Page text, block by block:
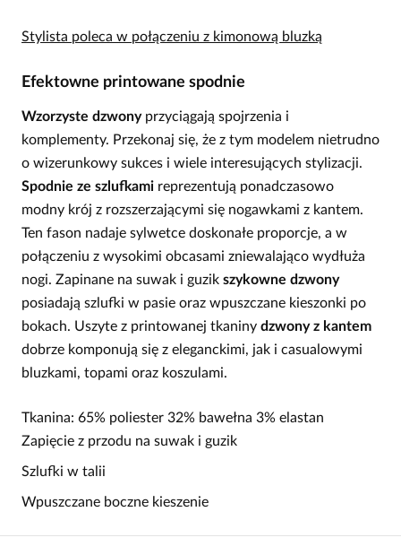
Stylista poleca w połączeniu z kimonową bluzką
Efektowne printowane spodnie
Wzorzyste dzwonyprzyciągają spojrzenia i
komplementy. Przekonaj się, że z tym modelem nietrudno
o wizerunkowy sukces i wiele interesujących stylizacji.
Spodnie ze szlufkami reprezentują ponadczasowo
modny krój z rozszerzającymi się nogawkami z kantem.
Ten fason nadaje sylwetce doskonałe proporcje, a w
połączeniu z wysokimi obcasami zniewalająco wydłuża
nogi. Zapinane na suwak i guzik szykowne dzwony
posiadają szlufki w pasie oraz wpuszczane kieszonki po
bokach. Uszyte z printowanej tkaniny dzwony z kantem
dobrze komponują się z eleganckimi, jak i casualowymi
bluzkami, topami oraz koszulami.
Tkanina: 65% poliester 32% bawełna 3% elastan
Zapięcie z przodu na suwak i guzik
Szlufki w talii
Wpuszczane boczne kieszenie